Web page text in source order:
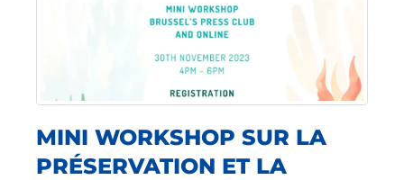
MINI WORKSHOP SUR LA
PRÉSERVATION ET LA